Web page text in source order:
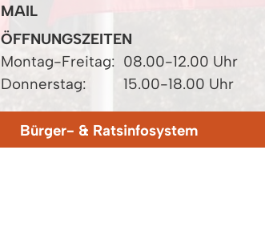
MAIL
ÖFFNUNGSZEITEN
Montag-Freitag: 08.00-12.00 Uhr
Donnerstag:
15.00-18.00 Uhr
Bürger- & Ratsinfosystem